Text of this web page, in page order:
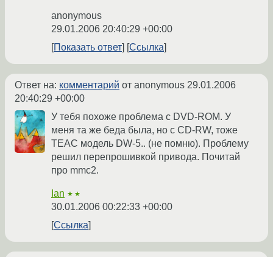
anonymous
29.01.2006 20:40:29 +00:00
Показать ответ
Ссылка
Ответ на: комментарий от anonymous 29.01.2006
20:40:29 +00:00
У тебя похоже проблема с DVD-ROM. У
меня та же беда была, но с CD-RW, тоже
TEAC модель DW-5.. (не помню). Проблему
решил перепрошивкой привода. Почитай
про mmc2.
Ian ★★
30.01.2006 00:22:33 +00:00
Ссылка